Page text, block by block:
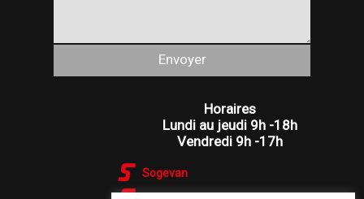
Horaires
Lundi au jeudi 9h -18h
Vendredi 9h -17h
Sogevan